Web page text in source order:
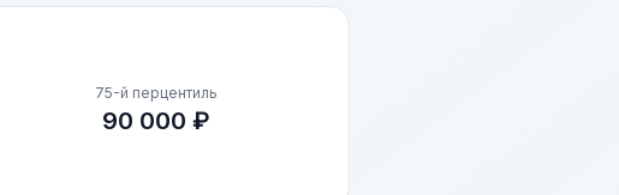
75-й перцентиль
90 000 ₽